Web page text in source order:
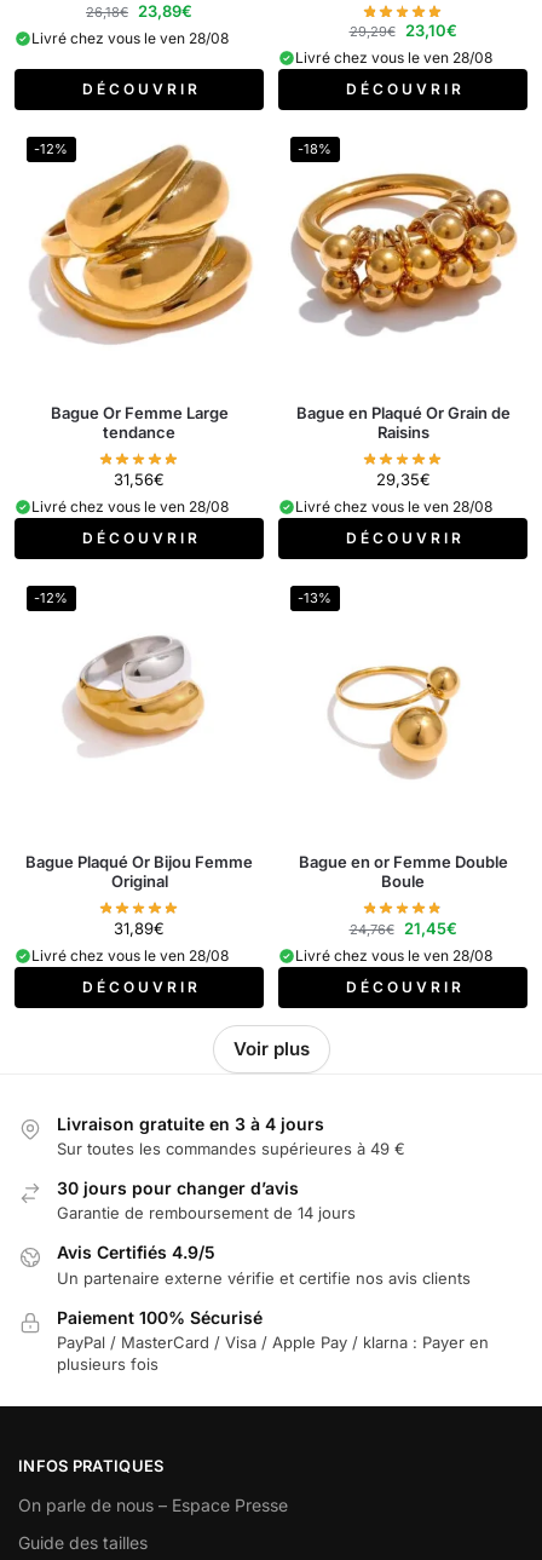
26,18€ 23,89€
Livré chez vous le ven 28/08
D É C O U V R I R
29,29€ 23,10€
Livré chez vous le ven 28/08
D É C O U V R I R
-12%
Bague Or Femme Large
tendance
31,56€
Livré chez vous le ven 28/08
D É C O U V R I R
-18%
Bague en Plaqué Or Grain de
Raisins
29,35€
Livré chez vous le ven 28/08
D É C O U V R I R
-12%
Bague Plaqué Or Bijou Femme
Original
31,89€
Livré chez vous le ven 28/08
D É C O U V R I R
-13%
Bague en or Femme Double
Boule
24,76€ 21,45€
Livré chez vous le ven 28/08
D É C O U V R I R
Voir plus
Livraison gratuite en 3 à 4 jours
Sur toutes les commandes supérieures à 49 €
30 jours pour changer d’avis
Garantie de remboursement de 14 jours
Avis Certifiés 4.9/5
Un partenaire externe vérifie et certifie nos avis clients
Paiement 100% Sécurisé
PayPal / MasterCard / Visa / Apple Pay / klarna : Payer en
plusieurs fois
INFOS PRATIQUES
On parle de nous – Espace Presse
Guide des tailles